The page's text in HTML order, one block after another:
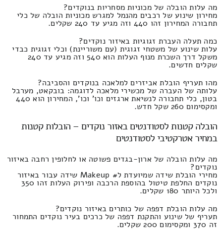
מה עלות הובלה של מכוניות מסחריות בנוקדים?
מחירון שינוע של רכבים מהנמל למגרש מכוניות הובלה של כלי
תחבורה המחירון זהו 440 וזה מגיע עד 240 שקלים.
כמה תעלה העברת זגוגיות באיזור נוקדים?
עלות שינוע של משטחי זגוגית (עם משוריינת) וכלי זגוגית כבדי
משקל דרך השכרת מנוף העלות הוא 540 וזה מגיע עד 240
שקלים חדשים.
מהו תעריף הובלת אביזרים למלאכה בנוקדים והסביבה?
עלותה של העברה של מכשירי מלאכה לדוגמה: בובקאט, מערבל
בטון, כלי תחבורה לנשיאת ארגזים וכו' וכו', המחירון הוא 440
ומקסימום 260 שקל חדש.
הובלה קטנות לסטודנטים באזור נוקדים – הובלות קטנות
במחיר אטרקטיבי לסטודנטים
מה עלות הובלה של ארון-בגדים פשוטה או לחלופין רחבה באיזור
נוקדים?
מחירי הובלת שידה שמיועדת ל# Makeup שידה עבור באיזור
נוקדים החלפת טיטול בהוספת הרכבה ופירוק העלות זהו 350
ולכל היותר 180 שקלים.
מה עלות הובלת דפפה של כותרים באיזור נוקדים?
תעריף של שינוע והתקנת דפפה של כרכים בעיר נוקדים התמחור
זה 370 ומקסימום 200 שקלים.